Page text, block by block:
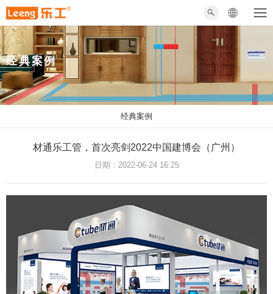
经典案例
经典案例
材通乐工管，首次亮剑2022中国建博会（广州）
日期：2022-06-24 16:25